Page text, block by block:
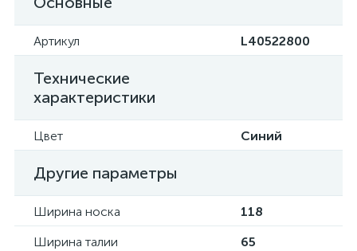
Артикул L40522800
Технические
характеристики
Цвет Синий
Другие параметры
Ширина носка
118
Ширина талии
65